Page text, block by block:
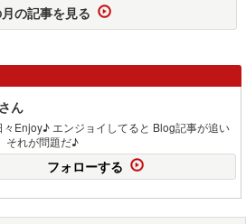
の記事を見る
ん
々Enjoy♪ エンジョイしてると Blog記事が追い
それが問題だ♪
フォローする